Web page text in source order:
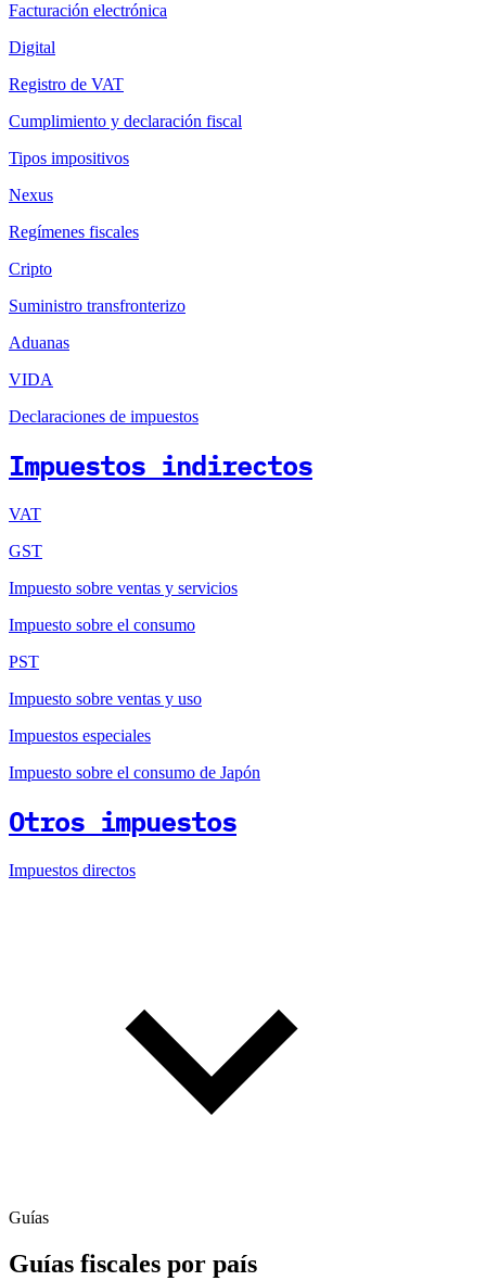
Facturación electrónica
Digital
Registro de VAT
Cumplimiento y declaración fiscal
Tipos impositivos
Nexus
Regímenes fiscales
Cripto
Suministro transfronterizo
Aduanas
VIDA
Declaraciones de impuestos
Impuestos indirectos
VAT
GST
Impuesto sobre ventas y servicios
Impuesto sobre el consumo
PST
Impuesto sobre ventas y uso
Impuestos especiales
Impuesto sobre el consumo de Japón
Otros impuestos
Impuestos directos
Guías
Guías fiscales por país